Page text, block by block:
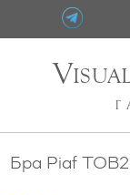
V
Бра Piaf